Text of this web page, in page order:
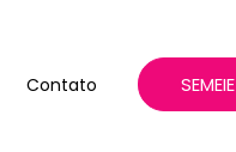
Contato SEMEIE